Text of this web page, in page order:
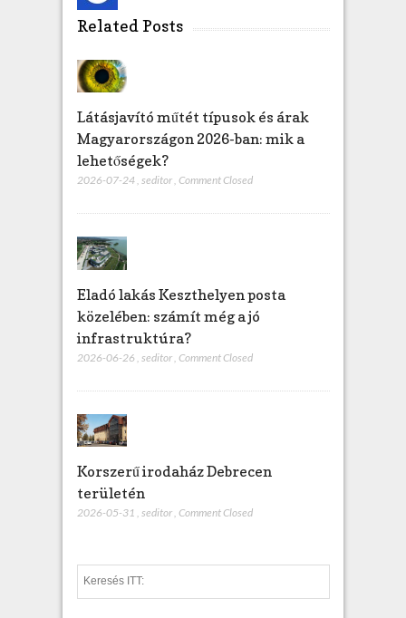
Related Posts
Látásjavító műtét típusok és árak
Magyarországon 2026-ban: mik a
lehetőségek?
2026-07-24, seditor, Comment Closed
Eladó lakás Keszthelyen posta
közelében: számít még a jó
infrastruktúra?
2026-06-26 seditor Comment Closed
Korszerű irodaház Debrecen
területén
2026-05-31 , seditor, Comment Closed
e